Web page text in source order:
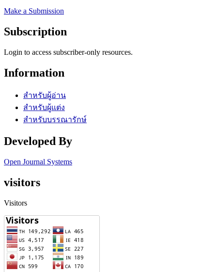
Make a Submission
Subscription
Login to access subscriber-only resources.
Information
สำหรับผู้อ่าน
สำหรับผู้แต่ง
สำหรับบรรณารักษ์
Developed By
Open Journal Systems
visitors
Visitors